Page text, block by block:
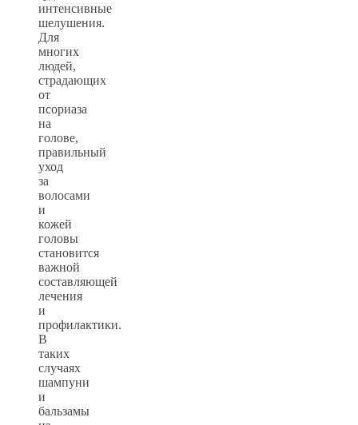
интенсивные
шелушения.
Для
многих
людей,
страдающих
от
псориаза
на
голове,
правильный
уход
за
волосами
и
кожей
головы
становится
важной
составляющей
лечения
и
профилактики.
В
таких
случаях
шампуни
и
бальзамы